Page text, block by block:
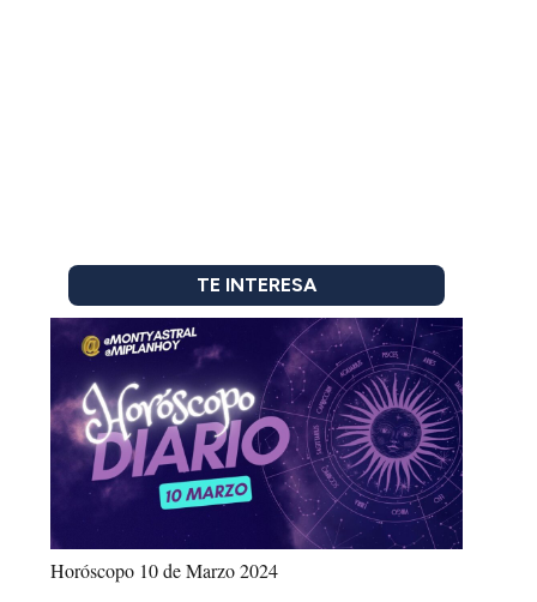
TE INTERESA
Horóscopo 10 de Marzo 2024